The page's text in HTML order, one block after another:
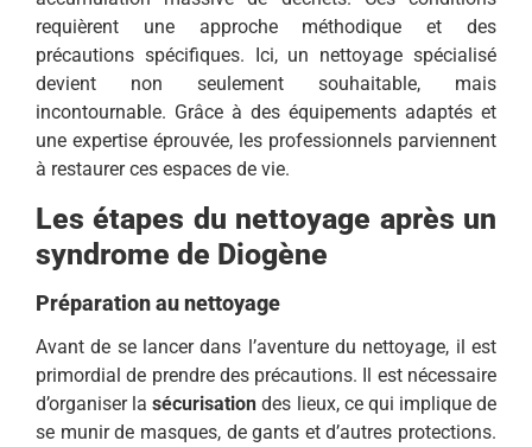
requièrent une approche méthodique et des
précautions spécifiques. Ici, un nettoyage spécialisé
devient non seulement souhaitable, mais
incontournable. Grâce à des équipements adaptés et
une expertise éprouvée, les professionnels parviennent
à restaurer ces espaces de vie.
Les étapes du nettoyage après un
syndrome de Diogène
Préparation au nettoyage
Avant de se lancer dans l’aventure du nettoyage, il est
primordial de prendre des précautions. Il est nécessaire
d’organiser lasécurisation des lieux, ce qui implique de
se munir de masques, de gants et d’autres protections.